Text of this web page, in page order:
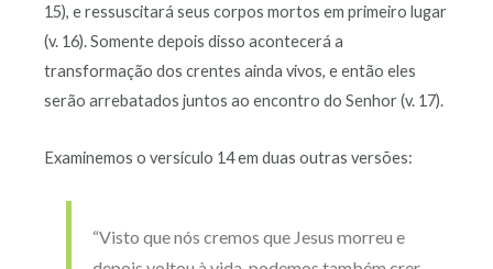
15), e ressuscitará seus corpos mortos em primeiro lugar
(v. 16). Somente depois disso acontecerá a
transformação dos crentes ainda vivos, e então eles
serão arrebatados juntos ao encontro do Senhor (v. 17).
Examinemos o versículo 14 em duas outras versões:
“Visto que nós cremos que Jesus morreu e